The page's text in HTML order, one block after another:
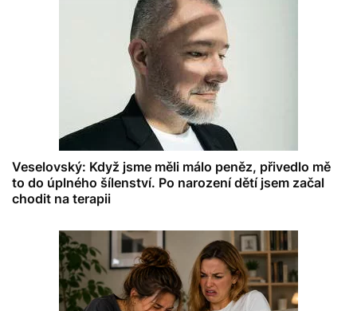
Veselovský: Když jsme měli málo peněz, přivedlo mě
to do úplného šílenství. Po narození dětí jsem začal
chodit na terapii